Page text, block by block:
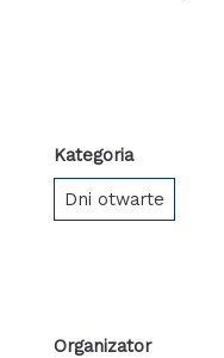
Kategoria
Dni otwarte
Organizator